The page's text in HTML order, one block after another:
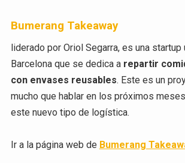
Bumerang Takeaway
liderado por Oriol Segarra, es una startup
Barcelona que se dedica a repartir
con envases reusables. Este es un
mucho que hablar en los próximos
este nuevo tipo de logística.
Ir a la página web de Bumerang